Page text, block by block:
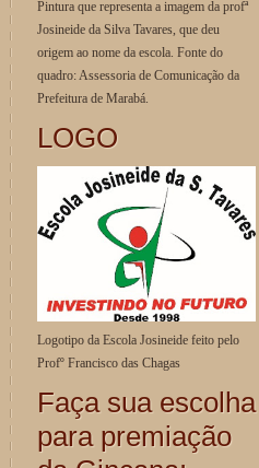
Pintura que representa a imagem da profª
Josineide da Silva Tavares, que deu
origem ao nome da escola. Fonte do
quadro: Assessoria de Comunicação da
Prefeitura de Marabá.
LOGO
Logotipo da Escola Josineide feito pelo
Profº Francisco das Chagas
Faça sua escolha
para premiação